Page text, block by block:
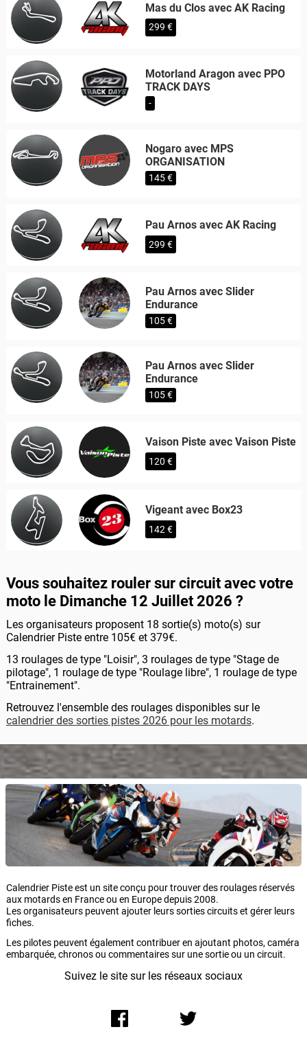
Mas du Clos avec AK Racing
299 €
Motorland Aragon avec PPO
TRACK DAYS
-
Nogaro avec MPS
ORGANISATION
145 €
Pau Arnos avec AK Racing
299 €
Pau Arnos avec Slider
Endurance
105 €
Pau Arnos avec Slider
Endurance
105 €
Vaison Piste avec Vaison Piste
120 €
Vigeant avec Box23
142 €
Vous souhaitez rouler sur circuit avec votre
moto le Dimanche 12 Juillet 2026 ?
Les organisateurs proposent 18 sortie(s) moto(s) sur
Calendrier Piste entre 105€ et 379€.
13 roulages de type "Loisir", 3 roulages de type "Stage de
pilotage", 1 roulage de type "Roulage libre", 1 roulage de type
"Entrainement".
Retrouvez l'ensemble des roulages disponibles sur le
calendrier des sorties pistes 2026 pour les motards.
Calendrier Piste est un site conçu pour trouver des roulages réservés
aux motards en France ou en Europe depuis 2008.
Les organisateurs peuvent ajouter leurs sorties circuits et gérer leurs
fiches.
Les pilotes peuvent également contribuer en ajoutant photos, caméra
embarquée, chronos ou commentaires sur une sortie ou un circuit.
Suivez le site sur les réseaux sociaux